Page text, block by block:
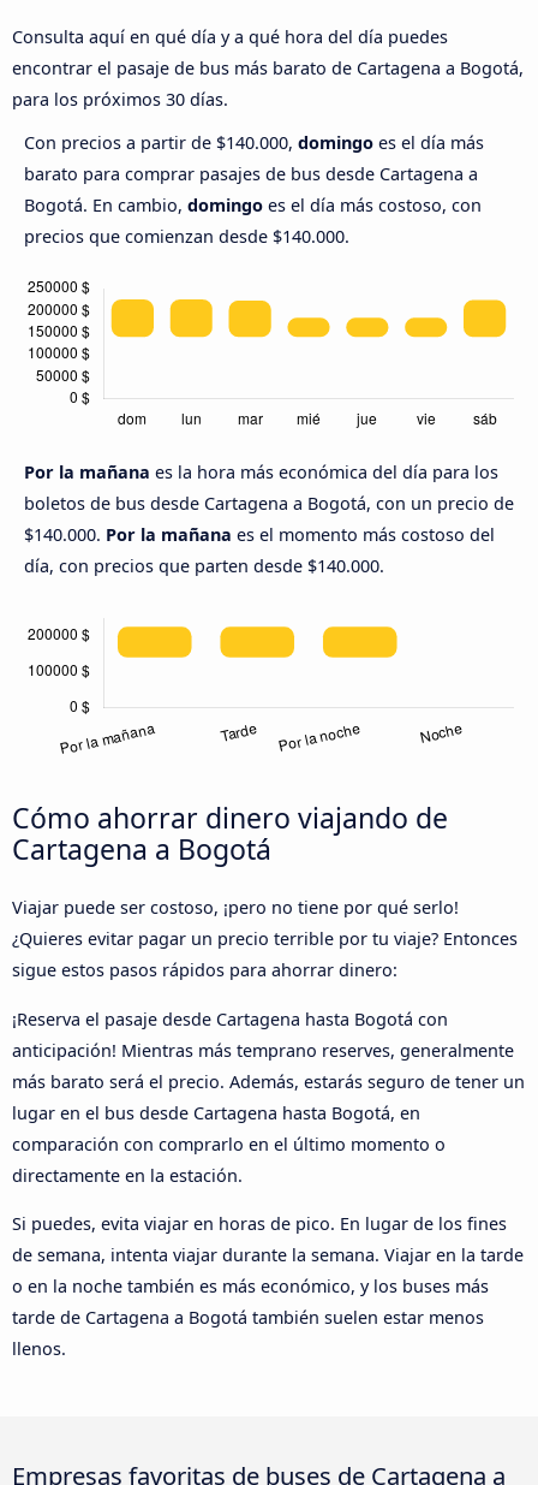
Consulta aquí en qué día y a qué hora del día puedes
encontrar el pasaje de bus más barato de Cartagena a Bogotá,
para los próximos 30 días.
Con precios a partir de $140.000, domingo es el día más
barato para comprar pasajes de bus desde Cartagena a
Bogotá. En cambio, domingo es el día más costoso, con
precios que comienzan desde $140.000.
Por la mañana es la hora más económica del día para los
boletos de bus desde Cartagena a Bogotá, con un precio de
$140.000. Por la mañana es el momento más costoso del
día, con precios que parten desde $140.000.
Cómo ahorrar dinero viajando de
Cartagena a Bogotá
Viajar puede ser costoso, ¡pero no tiene por qué serlo!
¿Quieres evitar pagar un precio terrible por tu viaje? Entonces
sigue estos pasos rápidos para ahorrar dinero:
¡Reserva el pasaje desde Cartagena hasta Bogotá con
anticipación! Mientras más temprano reserves, generalmente
más barato será el precio. Además, estarás seguro de tener un
lugar en el bus desde Cartagena hasta Bogotá, en
comparación con comprarlo en el último momento o
directamente en la estación.
Si puedes, evita viajar en horas de pico. En lugar de los fines
de semana, intenta viajar durante la semana. Viajar en la tarde
o en la noche también es más económico, y los buses más
tarde de Cartagena a Bogotá también suelen estar menos
llenos.
Empresas favoritas de buses de Cartagena a